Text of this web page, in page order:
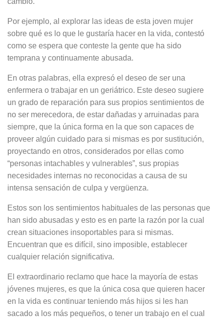
Por ejemplo, al explorar las ideas de esta joven mujer
sobre qué es lo que le gustaría hacer en la vida, contestó
como se espera que conteste la gente que ha sido
temprana y continuamente abusada.
En otras palabras, ella expresó el deseo de ser una
enfermera o trabajar en un geriátrico. Este deseo sugiere
un grado de reparación para sus propios sentimientos de
no ser merecedora, de estar dañadas y arruinadas para
siempre, que la única forma en la que son capaces de
proveer algún cuidado para si mismas es por sustitución,
proyectando en otros, considerados por ellas como
“personas intachables y vulnerables”, sus propias
necesidades internas no reconocidas a causa de su
intensa sensación de culpa y vergüenza.
Estos son los sentimientos habituales de las personas que
han sido abusadas y esto es en parte la razón por la cual
crean situaciones insoportables para si mismas.
Encuentran que es difícil, sino imposible, establecer
cualquier relación significativa.
El extraordinario reclamo que hace la mayoría de estas
jóvenes mujeres, es que la única cosa que quieren hacer
en la vida es continuar teniendo más hijos si les han
sacado a los más pequeños, o tener un trabajo en el cual